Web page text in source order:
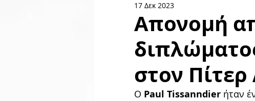
Skyserv Χορηγοί
Απονομή
στον Πίτερ
17 Δεκ 2023
Ο Paul Tissanndier ήταν